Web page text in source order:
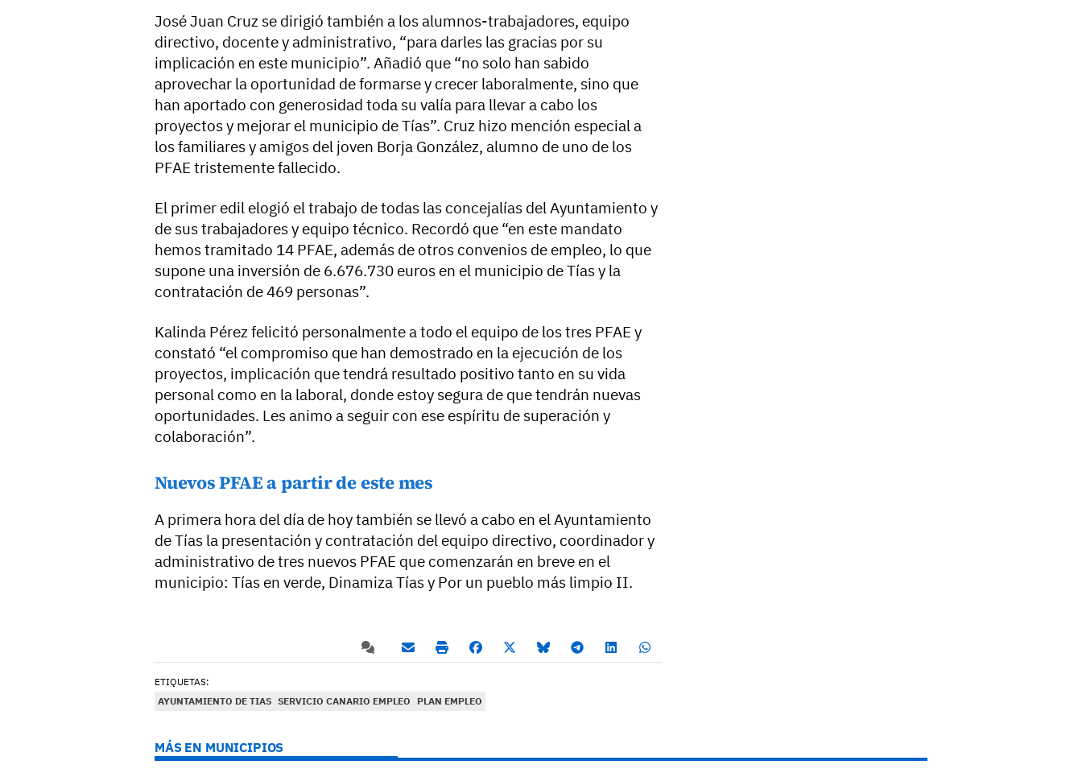
José Juan Cruz se dirigió también a los alumnos-trabajadores, equipo
directivo, docente y administrativo, “para darles las gracias por su
implicación en este municipio”. Añadió que “no solo han sabido
aprovechar la oportunidad de formarse y crecer laboralmente, sino que
han aportado con generosidad toda su valía para llevar a cabo los
proyectos y mejorar el municipio de Tías”. Cruz hizo mención especial a
los familiares y amigos del joven Borja González, alumno de uno de los
PFAE tristemente fallecido.
El primer edil elogió el trabajo de todas las concejalías del Ayuntamiento y
de sus trabajadores y equipo técnico. Recordó que “en este mandato
hemos tramitado 14 PFAE, además de otros convenios de empleo, lo que
supone una inversión de 6.676.730 euros en el municipio de Tías y la
contratación de 469 personas”.
Kalinda Pérez felicitó personalmente a todo el equipo de los tres PFAE y
constató “el compromiso que han demostrado en la ejecución de los
proyectos, implicación que tendrá resultado positivo tanto en su vida
personal como en la laboral, donde estoy segura de que tendrán nuevas
oportunidades. Les animo a seguir con ese espíritu de superación y
colaboración”.
Nuevos PFAE a partir de este mes
A primera hora del día de hoy también se llevó a cabo en el Ayuntamiento
de Tías la presentación y contratación del equipo directivo, coordinador y
administrativo de tres nuevos PFAE que comenzarán en breve en el
municipio: Tías en verde, Dinamiza Tías y Por un pueblo más limpio II.
ETIQUETAS:
AYUNTAMIENTO DE TIAS SERVICIO CANARIO EMPLEO PLAN EMPLEO
MÁS EN MUNICIPIOS